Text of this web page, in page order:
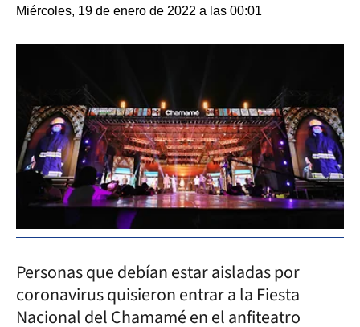
Miércoles, 19 de enero de 2022 a las 00:01
Personas que debían estar aisladas por
coronavirus quisieron entrar a la Fiesta
Nacional del Chamamé en el anfiteatro